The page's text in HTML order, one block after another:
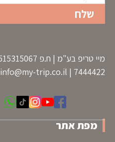
7444422 |
info@my-trip.co.il
מפת אתר